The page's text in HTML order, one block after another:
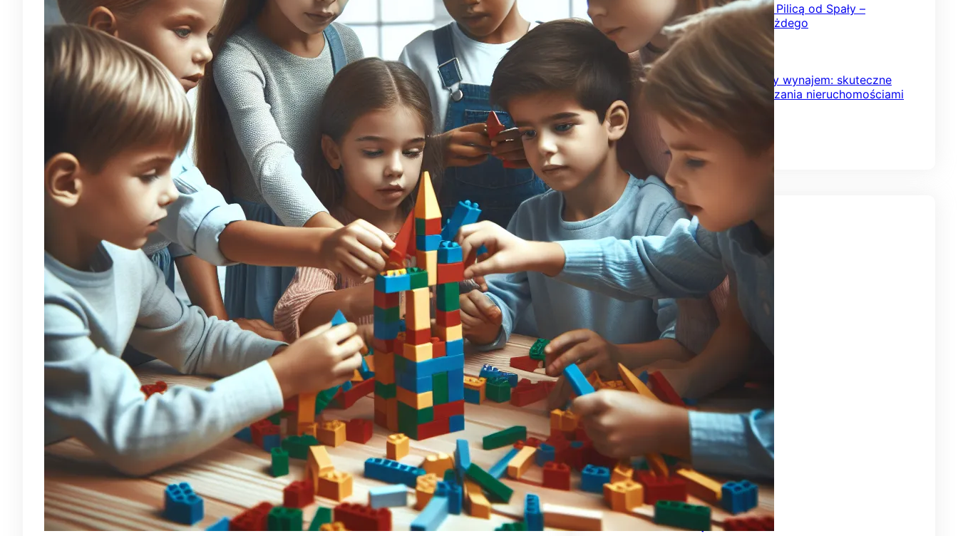
Kajakowy spływ Pilicą od Spały –
przygoda dla każdego
2026-01-24
Krótkoterminowy wynajem: skuteczne
strategie zarządzania nieruchomościami
2026-01-18
Kategorie
abstrakcyjny
Artystyczne doznania
dla dzieci(7)
Edukacyjne Zabawki
(11)
Koncerty(10)
Kreatywne rozgrywki
Malarstwo
muzyczne
muzyczny(13)
puzzle(4)
Recenzje Gier(10)
Rock, Jazz, Elektronika
(10)
Rytmiczne przygody(4)
surrealistyczne(7)
uliczne(4)
Zabawki dźwięku(9)